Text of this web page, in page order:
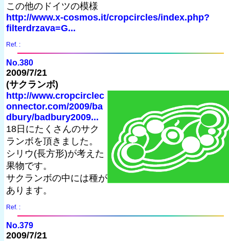
この他のドイツの模様
http://www.x-cosmos.it/cropcircles/index.php?
filterdrzava=G...
Ref. :
No.380
2009/7/21
(サクランボ)
http://www.cropcirclec
onnector.com/2009/ba
dbury/badbury2009...
18日にたくさんのサク
ランボを頂きました。
シリウ(長方形)が考えた
果物です。
サクランボの中には種が
あります。
Ref. :
No.379
2009/7/21